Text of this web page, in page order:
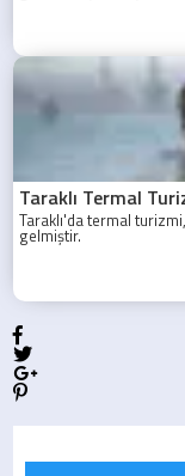
Taraklı Termal
Taraklı'da termal
gelmiştir.